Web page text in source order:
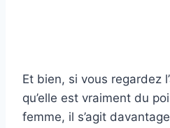
Et bien, si vous regardez
qu’elle est vraiment du
femme, il s’agit